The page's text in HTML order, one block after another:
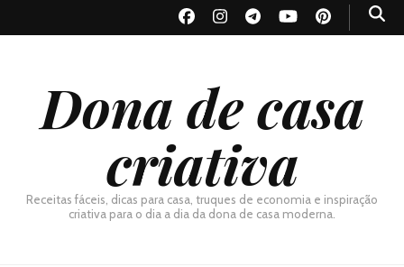
Dona de casa
criativa
Receitas fáceis, dicas para casa, truques de economia e inspiração
criativa para o dia a dia da dona de casa moderna.